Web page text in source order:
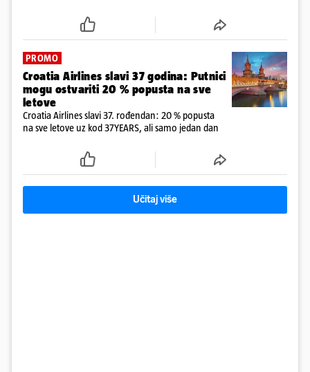
PROMO
Croatia Airlines slavi 37 godina: Putnici
mogu ostvariti 20 % popusta na sve
letove
Croatia Airlines slavi 37. rođendan: 20 % popusta
na sve letove uz kod 37YEARS, ali samo jedan dan
Učitaj više